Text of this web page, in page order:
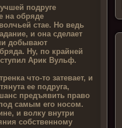
подруге
на обряде
стае. Но ведь
и она сделает
добывают
Ну, по крайней
Арик Вульф.
что-то затевает, и
ее подруга,
предъявить право
самым его носом.
и волку внутри
собственному